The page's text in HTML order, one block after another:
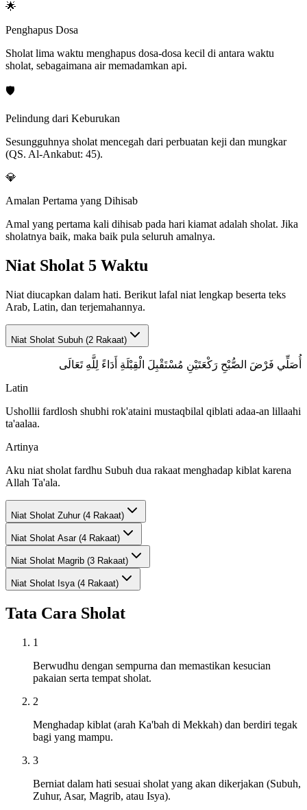
🌟
Penghapus Dosa
Sholat lima waktu menghapus dosa-dosa kecil di antara waktu
sholat, sebagaimana air memadamkan api.
🛡️
Pelindung dari Keburukan
Sesungguhnya sholat mencegah dari perbuatan keji dan mungkar
(QS. Al-Ankabut: 45).
💎
Amalan Pertama yang Dihisab
Amal yang pertama kali dihisab pada hari kiamat adalah sholat. Jika
sholatnya baik, maka baik pula seluruh amalnya.
Niat Sholat 5 Waktu
Niat diucapkan dalam hati. Berikut lafal niat lengkap beserta teks
Arab, Latin, dan terjemahannya.
Niat Sholat Subuh (2 Rakaat)
أُصَلِّي فَرْضَ الصُّبْحِ رَكْعَتَيْنِ مُسْتَقْبِلَ الْقِبْلَةِ أَدَاءً لِلَّهِ تَعَالَى
Latin
Ushollii fardlosh shubhi rok'ataini mustaqbilal qiblati adaa-an lillaahi
ta'aalaa.
Artinya
Aku niat sholat fardhu Subuh dua rakaat menghadap kiblat karena
Allah Ta'ala.
Niat Sholat Zuhur (4 Rakaat)
Niat Sholat Asar (4 Rakaat)
Niat Sholat Magrib (3 Rakaat)
Niat Sholat Isya (4 Rakaat)
Tata Cara Sholat
1
Berwudhu dengan sempurna dan memastikan kesucian
pakaian serta tempat sholat.
2
Menghadap kiblat (arah Ka'bah di Mekkah) dan berdiri tegak
bagi yang mampu.
3
Berniat dalam hati sesuai sholat yang akan dikerjakan (Subuh,
Zuhur, Asar, Magrib, atau Isya).